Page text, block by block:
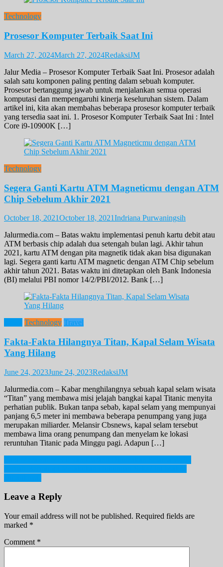
Technology
Prosesor Komputer Terbaik Saat Ini
March 27, 2024March 27, 2024RedaksiJM
Jalur Media – Prosesor Komputer Terbaik Saat Ini. Prosesor adalah
salah satu komponen paling penting dalam sebuah komputer.
Prosesor bertanggung jawab untuk menjalankan semua operasi
komputasi dan mempengaruhi kinerja keseluruhan sistem. Dalam
artikel ini, kita akan membahas beberapa prosesor komputer terbaik
yang tersedia saat ini. 1. Prosesor Komputer Terbaik Saat Ini : Intel
Core i9-10900K […]
Technology
Segera Ganti Kartu ATM Magneticmu dengan ATM
Chip Sebelum Akhir 2021
October 18, 2021October 18, 2021Indriana Purwaningsih
Jalurmedia.com – Batas waktu implementasi penuh kartu debit atau
ATM berbasis chip adalah dua setengah bulan lagi. Akhir tahun
2021, kartu ATM dengan pita magnetik tidak akan bisa digunakan
lagi. Segera ganti kartu ATM magnetic dengan ATM Chip sebelum
akhir tahun 2021. Batas waktu ini ditetapkan oleh Bank Indonesia
(BI) melalui PBI nomor 14/2/PBI/2012. Bank […]
Technology Travel
Fakta-Fakta Hilangnya Titan, Kapal Selam Wisata
Yang Hilang
June 24, 2023June 24, 2023RedaksiJM
Jalurmedia.com – Kabar menghilangnya sebuah kapal selam wisata
“Titan” yang membawa misi jelajah bangkai kapal Titanic menyita
perhatian publik. Bukan tanpa sebab, kapal selam yang mempunyai
panjang 6,5 meter ini membawa beberapa penumpang yang juga
merupakan miliarder. Melansir Cbsnews, kapal selam tersebut
membawa lima orang penumpang dan menyelam ke lokasi
reruntuhan Titanic pada Minggu pagi. Adapun […]
Post
navigation
Leave a Reply
Your email address will not be published. Required fields are
marked *
Comment *